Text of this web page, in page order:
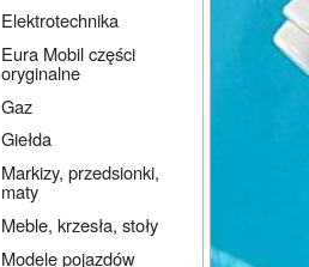
Elektrotechnika
Eura Mobil części
oryginalne
Gaz
Giełda
Markizy, przedsionki,
maty
Meble, krzesła, stoły
Modele pojazdów